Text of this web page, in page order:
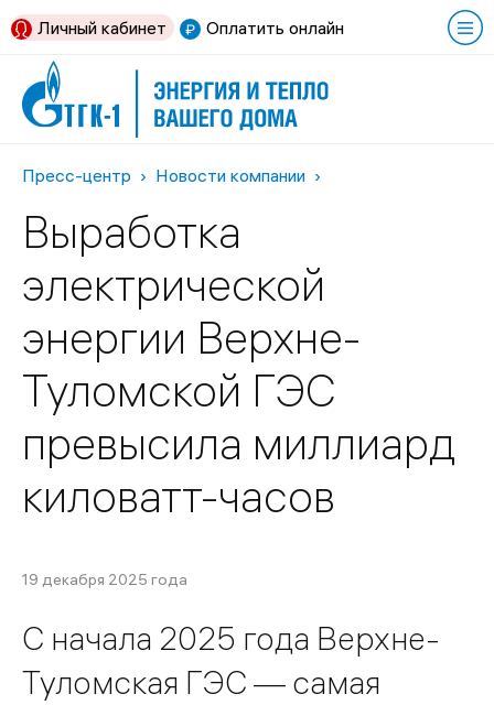
Оплатить онлайн
Личный кабинет
Пресс-центр Новости компании
Выработка
электрической
энергии Верхне-
Туломской ГЭС
превысила миллиард
киловатт-часов
19 декабря 2025 года
С начала 2025 года Верхне-
Туломская ГЭС — самая